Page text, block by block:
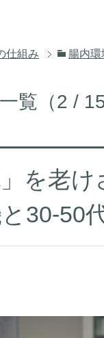
仕組み 腸内環
覧（2 /
を老
30-50